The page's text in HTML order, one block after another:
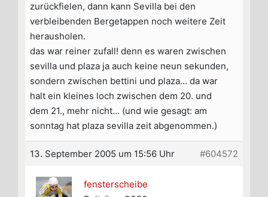
zurückfielen, dann kann Sevilla bei den
verbleibenden Bergetappen noch weitere Zeit
herausholen.
das war reiner zufall! denn es waren zwischen
sevilla und plaza ja auch keine neun sekunden,
sondern zwischen bettini und plaza… da war
halt ein kleines loch zwischen dem 20. und
dem 21., mehr nicht… (und wie gesagt: am
sonntag hat plaza sevilla zeit abgenommen.)
13. September 2005 um 15:56 Uhr #604572
fensterscheibe